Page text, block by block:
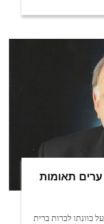
תאומות
כוונתו לכרות ברית